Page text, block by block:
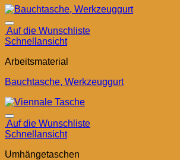
Auf die Wunschliste
Schnellansicht
Arbeitsmaterial
Bauchtasche, Werkzeuggurt
Auf die Wunschliste
Schnellansicht
Umhängetaschen